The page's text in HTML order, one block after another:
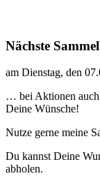
Nächste
am Dienstag, den
… bei Aktionen auch
Deine Wünsche!
Nutze gerne meine
Du kannst Deine
abholen.